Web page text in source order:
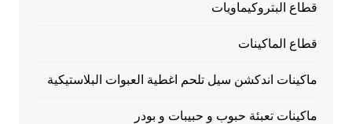
قطاع البتروكيماويات
قطاع الماكينات
ماكينات اندكشن سيل تلحم اغطية العبوات البلاستيكية
ماكينات تعبئة حبوب و حبيبات و بودر